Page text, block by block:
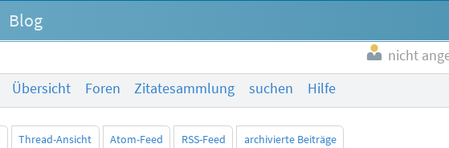
Blog
nicht
Übersicht Foren Zitatesammlung suchen Hilfe
Thread-Ansicht Atom-Feed RSS-Feed archivierte Beiträge